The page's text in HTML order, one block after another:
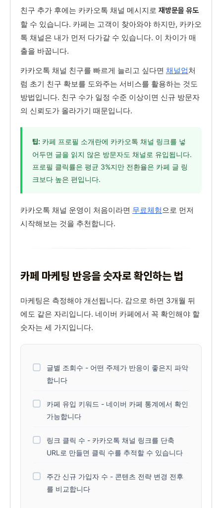
친구 추가 후에는 카카오톡 채널 메시지로 재방문을 유도
할 수 있습니다. 카페는 고객이 찾아와야 하지만, 카카오
톡 채널은 내가 먼저 다가갈 수 있습니다. 이 차이가 매
출을 바꿉니다.
카카오톡 채널 친구를 빠르게 늘리고 싶다면 채널업처
럼 초기 친구 확보를 도와주는 서비스를 활용하는 것도
방법입니다. 친구 수가 일정 수준 이상이면 신규 방문자
의 신뢰도가 올라가기 때문입니다.
팁: 카페 프로필 소개란에 카카오톡 채널 링크를 넣
어두면 글을 읽지 않은 방문자도 채널로 유입됩니다.
프로필 클릭률은 평균 3%지만 전환율은 카페 글 링
크보다 높은 편입니다.
카카오톡 채널 운영이 처음이라면 무료체험으로 먼저
시작해보는 것을 추천합니다.
카페 마케팅 반응을 숫자로 확인하는 법
마케팅은 측정해야 개선됩니다. 감으로 하면 3개월 뒤
에도 같은 자리입니다. 네이버 카페에서 꼭 확인해야 할
숫자는 세 가지입니다.
글별 조회수 - 어떤 주제가 반응이 좋은지 파악
합니다
카페 유입 키워드 - 네이버 카페 통계에서 확인
가능합니다
링크 클릭 수 - 카카오톡 채널 링크를 단축
URL로 만들면 클릭 수를 추적할 수 있습니다
주간 신규 가입자 수 - 콘텐츠 전략 변경 전후
를 비교합니다